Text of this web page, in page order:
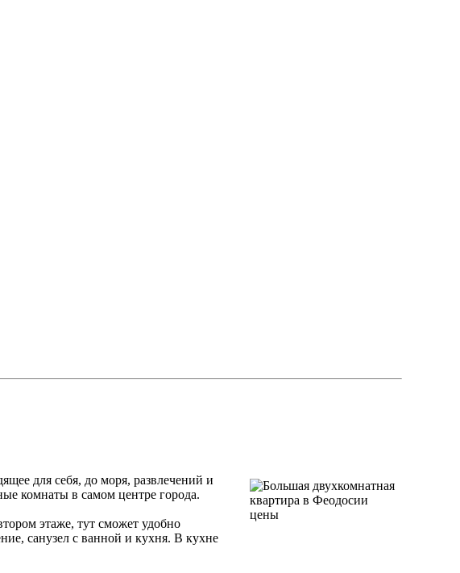
для себя, до моря, развлечений и
комнаты в самом центре города.
этаже, тут сможет удобно
санузел с ванной и кухня. В кухне